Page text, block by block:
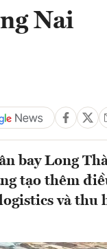
Nai
bay Long
tạo thêm
và thu